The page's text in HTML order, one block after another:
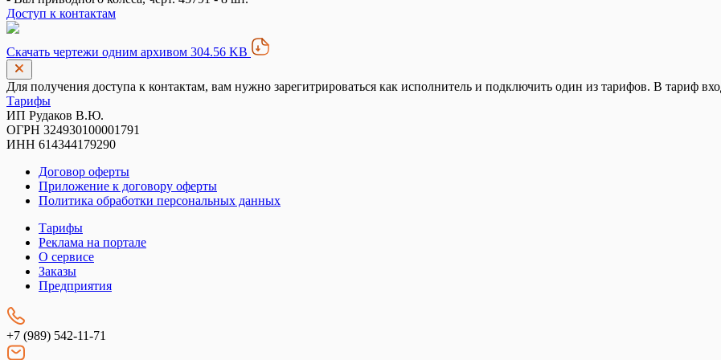
Доступ к контактам
Скачать чертежи одним архивом 304.56 KB
Для получения доступа к контактам, вам нужно зарегитрироваться как исполнитель и подключить один из тарифов. В тариф
Тарифы
ИП Рудаков В.Ю.
ОГРН 324930100001791
ИНН 614344179290
Договор оферты
Приложение к договору оферты
Политика обработки персональных данных
Тарифы
Реклама на портале
О сервисе
Заказы
Предприятия
+7 (989) 542-11-71